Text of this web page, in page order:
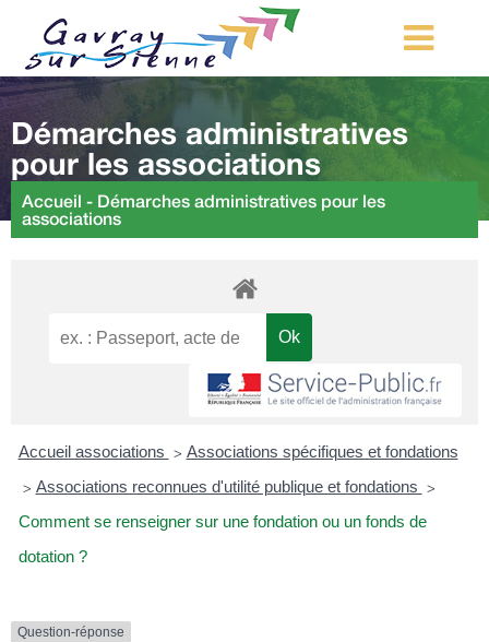
MA COMMUNE
MON QUOTIDIEN
LOISIRS ET TOURISME
MES DÉMARCHES
CONTACT
Démarches d’urbanisme
Démarches administratives
pour les associations
Accueil - Démarches administratives pour les
associations
Accueil associations > Associations spécifiques et fondations
> Associations reconnues d'utilité publique et fondations >
Comment se renseigner sur une fondation ou un fonds de
dotation ?
Question-réponse